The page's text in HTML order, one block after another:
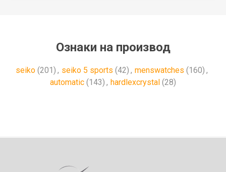
Ознаки на производ
seiko (201) , seiko 5 sports (42) , menswatches (160) ,
automatic (143) , hardlexcrystal (28)